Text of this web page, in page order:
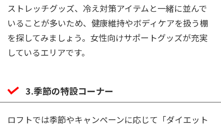
ストレッチグッズ、冷え対策アイテムと一緒に並んで
いることが多いため、健康維持やボディケアを扱う棚
を探してみましょう。女性向けサポートグッズが充実
しているエリアです。
3.季節の特設コーナー
ロフトでは季節やキャンペーンに応じて「ダイエット